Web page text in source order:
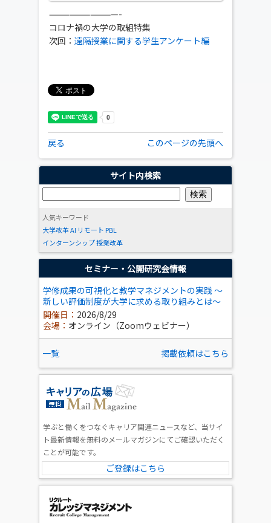
——————————-
コロナ禍の大学の取組特集
次回： 遠隔授業に関する学生アンケート編
戻る このページの先頭へ
サイト内検索
人気キーワード
大学改革AI リモート PBL
インターンシップ授業改革
セミナー・公開研究会情報
学修成果の可視化と教学マネジメントの実践 ～
新しい評価制度が大学に求める取り組みとは～
開催日： 2026/8/29
会場： オンライン（Zoomウェビナー）
一覧 掲載依頼はこちら
学ぶと働くをつなぐキャリア関連ニュースなど、当サイ
ト最新情報を無料のメールマガジンにてご確認いただく
ことが可能です。
ご登録はこちら